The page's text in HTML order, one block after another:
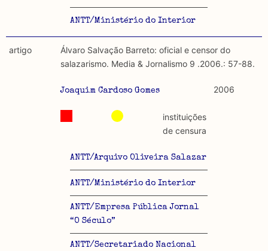
ANTT/Ministério do Interior
artigo
Álvaro Salvação Barreto: oficial e censor do
salazarismo. Media & Jornalismo 9 .2006.: 57-88.
Joaquim Cardoso Gomes 2006
ANTT/Arquivo Oliveira Salazar
ANTT/Ministério do Interior
ANTT/Empresa Pública Jornal
“O Século”
ANTT/Secretariado Nacional
instituições
de censura